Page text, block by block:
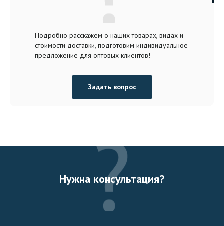
Подробно расскажем о наших товарах, видах и
стоимости доставки, подготовим индивидуальное
предложение для оптовых клиентов!
Задать вопрос
Нужна консультация?